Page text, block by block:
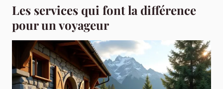
Les services qui font la différence
pour un voyageur